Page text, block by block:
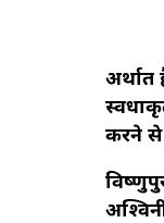
अर्थात
करने से